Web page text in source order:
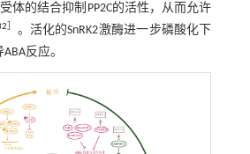
受体的结合抑制PP2C的活性，从而允许
。活化的SnRK2激酶进一步磷酸化下
反应。